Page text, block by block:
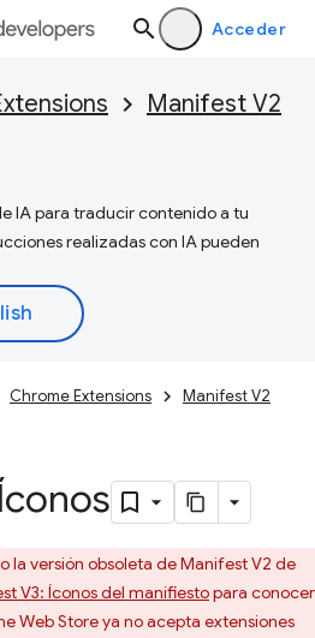
Acceder
Manifest V2
IA para traducir contenido a tu
realizadas con IA pueden
Chrome Extensions Manifest V2
la versión obsoleta de Manifest V2 de
V3: Íconos del manifiestopara conocer
Web Store ya no acepta extensiones